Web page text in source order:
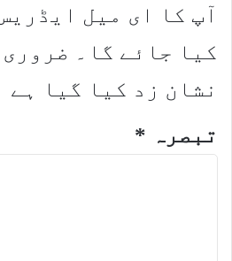
آپ کا ای میل
کیا جائے گا۔
نشان زد کیا گیا ہے
تبصرہ *